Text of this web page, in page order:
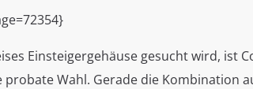
Einsteigergehäuse gesucht wird, ist
probate Wahl. Gerade die Kombination